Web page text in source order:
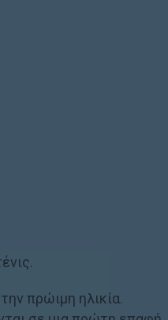
πρώιμη ηλικία.